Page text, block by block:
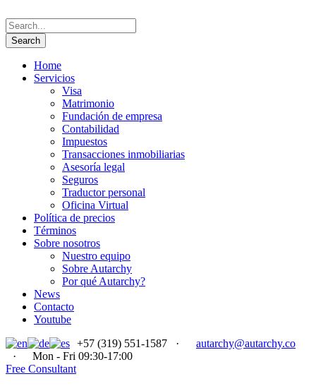
Home
Servicios
Visa
Matrimonio
Fundación de empresa
Contabilidad
Impuestos
Transacciones inmobiliarias
Asesoría legal
Seguros
Traductor personal
Oficina Virtual
Política de precios
Términos
Sobre nosotros
Nuestro equipo
Sobre Autarchy
Por qué Autarchy?
News
Contacto
Youtube
+57 (319) 551-1587
·
autarchy@autarchy.co
·
Mon - Fri 09:30-17:00
Free Consultant